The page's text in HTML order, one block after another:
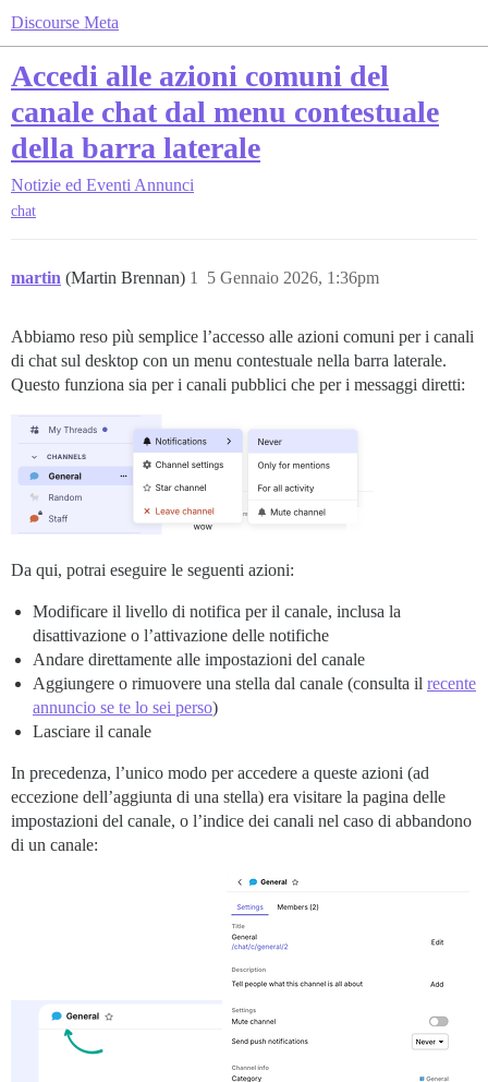
Discourse Meta
Accedi alle azioni comuni del
canale chat dal menu contestuale
della barra laterale
Notizie ed Eventi Annunci
chat
martin (Martin Brennan) 5 Gennaio 2026, 1:36pm
1
Abbiamo reso più semplice l’accesso alle azioni comuni per i canali
di chat sul desktop con un menu contestuale nella barra laterale.
Questo funziona sia per i canali pubblici che per i messaggi diretti:
Da qui, potrai eseguire le seguenti azioni:
Modificare il livello di notifica per il canale, inclusa la
disattivazione o l’attivazione delle notifiche
Andare direttamente alle impostazioni del canale
Aggiungere o rimuovere una stella dal canale (consulta il recente
annuncio se te lo sei perso)
Lasciare il canale
In precedenza, l’unico modo per accedere a queste azioni (ad
eccezione dell’aggiunta di una stella) era visitare la pagina delle
impostazioni del canale, o l’indice dei canali nel caso di abbandono
di un canale: